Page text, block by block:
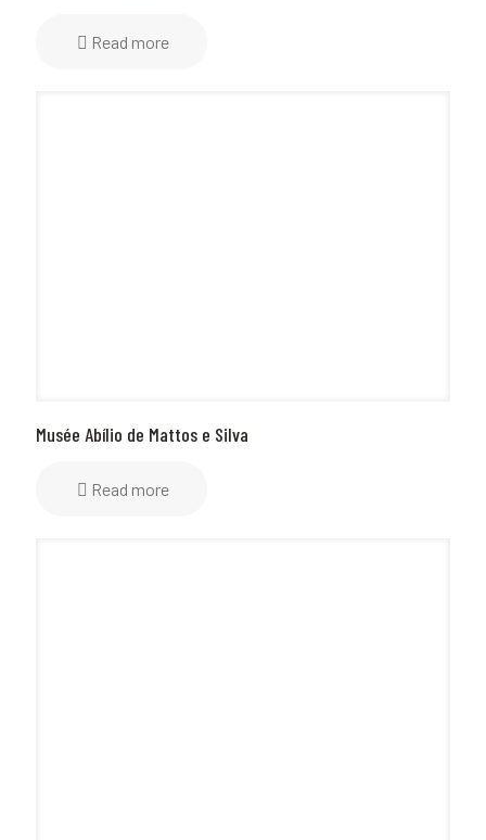
Read more
Musée Abílio de Mattos e Silva
Read more